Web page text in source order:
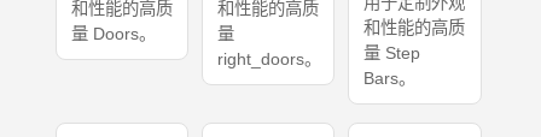
和性能的高质
量 Doors。
和性能的高质
量
right_doors。
和性能的高质
量 Step
Bars。